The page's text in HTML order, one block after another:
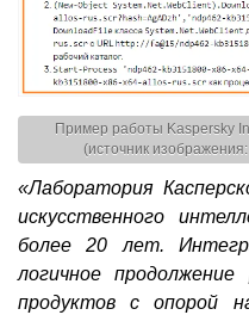
Пример работы Kaspersky
(источник
«Лаборатория
искусственного
более 20 лет.
логичное
продуктов с опорой